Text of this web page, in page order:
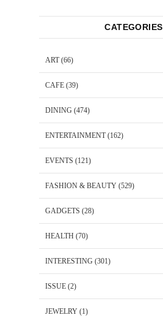
CATEGORIES
ART(66)
CAFE (39)
DINING (474)
ENTERTAINMENT(162)
EVENTS (121)
FASHION & BEAUTY (529)
GADGETS (28)
HEALTH (70)
INTERESTING (301)
ISSUE (2)
JEWELRY (1)